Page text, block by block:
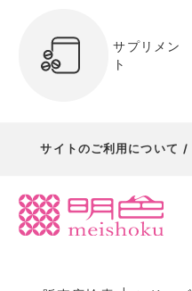
サプリメン
ト
サイトのご利用について